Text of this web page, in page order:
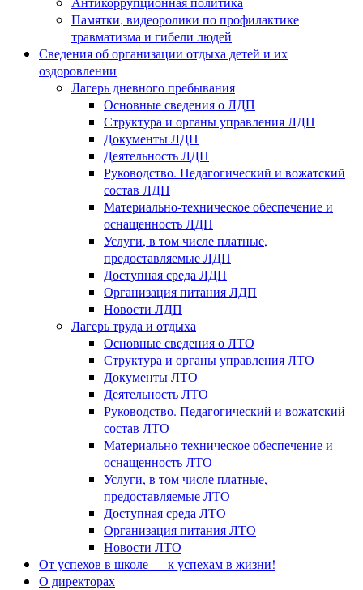
Памятки, видеоролики по профилактике
травматизма и гибели людей
Сведения об организации отдыха детей и их
оздоровлении
Лагерь дневного пребывания
Основные сведения о ЛДП
Структура и органы управления ЛДП
Документы ЛДП
Деятельность ЛДП
Руководство. Педагогический и вожатский
состав ЛДП
Материально-техническое обеспечение и
оснащенность ЛДП
Услуги, в том числе платные,
предоставляемые ЛДП
Доступная среда ЛДП
Организация питания ЛДП
Новости ЛДП
Лагерь труда и отдыха
Основные сведения о ЛТО
Структура и органы управления ЛТО
Документы ЛТО
Деятельность ЛТО
Руководство. Педагогический и вожатский
состав ЛТО
Материально-техническое обеспечение и
оснащенность ЛТО
Услуги, в том числе платные,
предоставляемые ЛТО
Доступная среда ЛТО
Организация питания ЛТО
Новости ЛТО
От успехов в школе — к успехам в жизни!
О директорах